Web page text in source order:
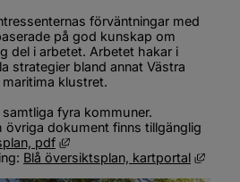
förväntningar med
på god kunskap om
del i arbetet. Arbetet hakar i
strategier bland annat Västra
klustret.
samtliga fyra kommuner.
övriga dokument finns tillgänglig
pdf
Länk till annan webbplats,
Blå översiktsplan, kartportal Länk